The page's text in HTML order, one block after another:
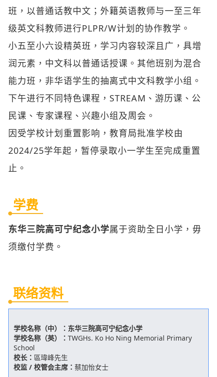
小五至小六设精英班，学习内容较深且广，具增
润元素，中文科以普通话授课。其他班别为混合
能力班，非华语学生的抽离式中文科教学小组。
下午进行不同特色课程，STREAM、游历课、公
民课、专家课程、兴趣小组及周会。
因受学校计划重置影响，教育局批准学校由
2024/25学年起，暂停录取小一学生至完成重置
止。
学费
须缴付学费。
联络资料
学校名称（中）：
学校名称（英）：TWGHs. Ko Ho Ning Memorial Primary
School
校监 / 校管会主席：蔡加怡女士
地址：新界葵涌丽瑶邨
电话： 27450511
电邮： mail@twghkhnmp.edu.hk